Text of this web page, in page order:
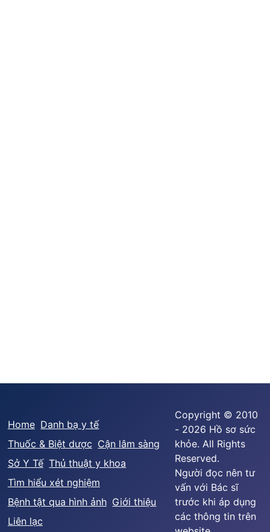
Home Danh bạ y tế
Thuốc & Biệt dược Cận lâm sàng
Sở Y Tế Thủ thuật y khoa
Tìm hiểu xét nghiệm
Bệnh tật qua hình ảnh Giới thiệu
Liên lạc
Copyright © 2010
- 2026 Hồ sơ sức
khỏe. All Rights
Reserved.
Người đọc nên tư
vấn với Bác sĩ
trước khi áp dụng
các thông tin trên